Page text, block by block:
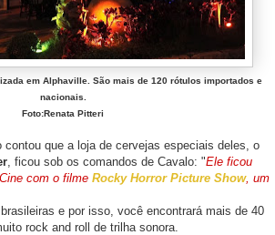
em Alphaville. São mais de 120 rótulos importados e
nacionais.
Foto:Renata Pitteri
contou que a loja de cervejas especiais deles, o
, ficou sob os comandos de Cavalo: "Ele ficou
com o filme Rocky Horror Picture Show, um
e por isso, você encontrará mais de 40
rock and roll de trilha sonora.